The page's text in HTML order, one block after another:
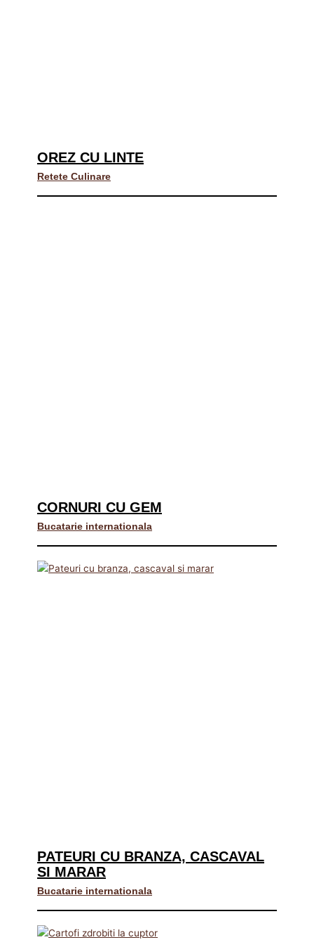
OREZ CU LINTE
Retete Culinare
CORNURI CU GEM
Bucatarie internationala
PATEURI CU BRANZA, CASCAVAL
SI MARAR
Bucatarie internationala